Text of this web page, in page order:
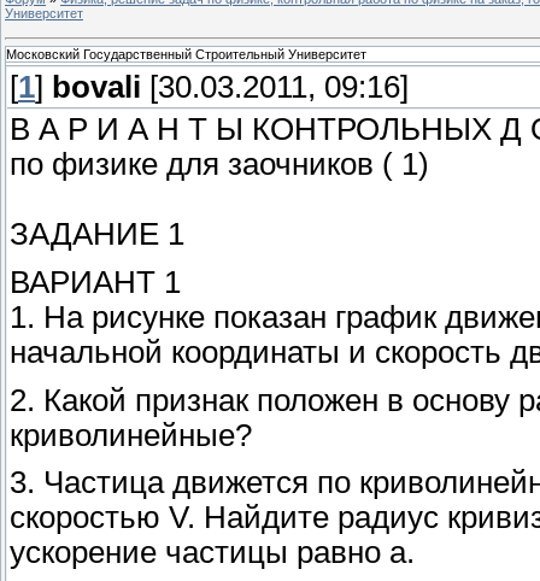
Университет
Московский Государственный Строительный Университет
[1] bovali [30.03.2011, 09:16]
В А Р И А Н Т Ы КОНТРОЛЬНЫХ Д
по физике для заочников ( 1)
ЗАДАНИЕ 1
ВАРИАНТ 1
1. На рисунке показан график
начальной координаты и скорость
2. Какой признак положен в
криволинейные?
3. Частица движется по
скоростью V. Найдите радиус
ускорение частицы равно a.